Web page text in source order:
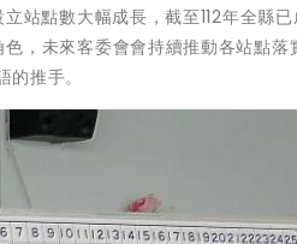
站點數大幅成長，截至112年全縣
，未來客委會會持續推動各站點落
推手。